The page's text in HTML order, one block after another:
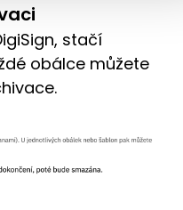
stačí
obálce můžete